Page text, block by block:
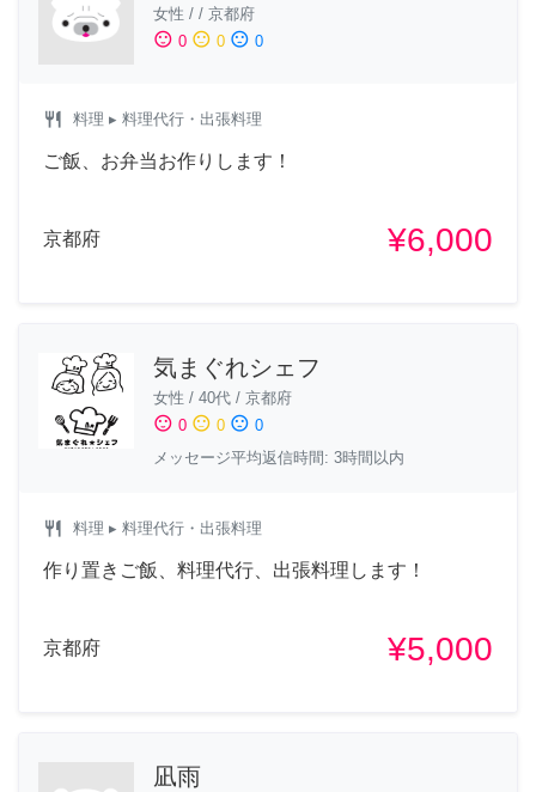
女性 / / 京都府
sentiment_satisfied 0 sentiment_neutral 0 sentiment_dissatisfied 0
restaurant 料理 ▸ 料理代行・出張料理
ご飯、お弁当お作りします！
京都府 ¥6,000
気まぐれシェフ
女性 / 40代 / 京都府
sentiment_satisfied 0 sentiment_neutral 0 sentiment_dissatisfied 0
メッセージ平均返信時間: 3時間以内
restaurant 料理 ▸ 料理代行・出張料理
作り置きご飯、料理代行、出張料理します！
京都府 ¥5,000
凪雨